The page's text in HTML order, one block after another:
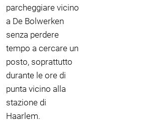
parcheggiare vicino
a De Bolwerken
senza perdere
tempo a cercare un
posto, soprattutto
durante le ore di
punta vicino alla
stazione di
Haarlem.